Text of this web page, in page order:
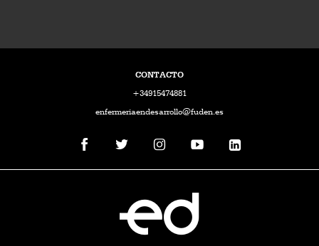
CONTACTO
+34915474881
enfermeriaendesarrollo@fuden.es